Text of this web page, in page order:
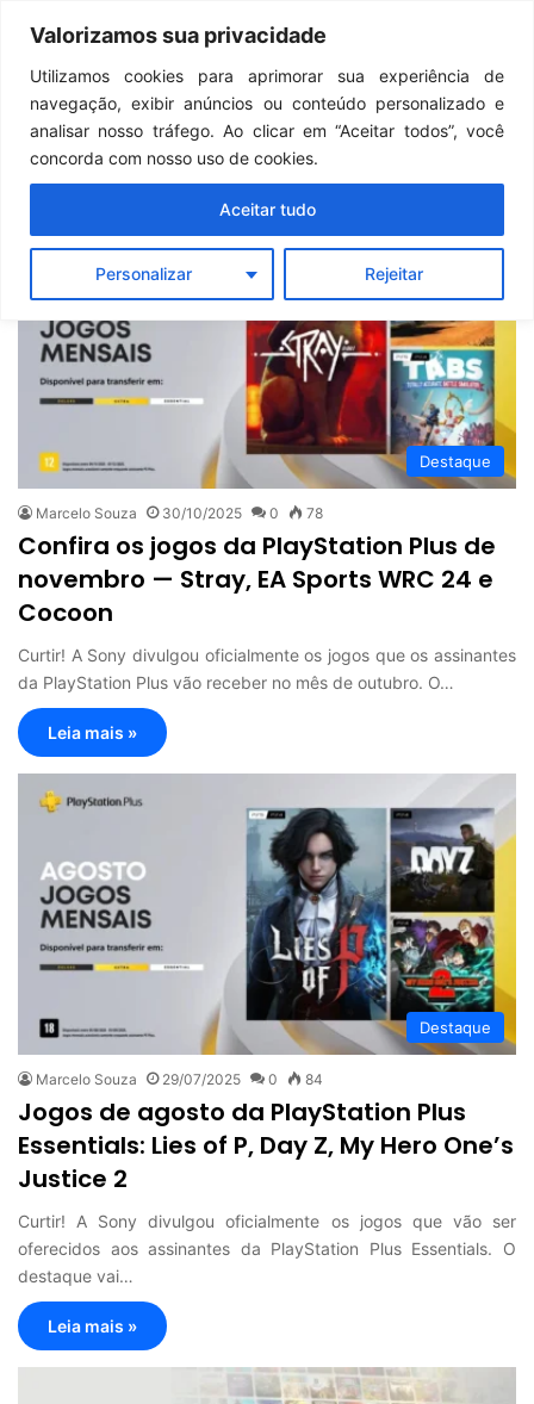
Valorizamos sua privacidade
Utilizamos cookies para aprimorar sua experiência de
navegação, exibir anúncios ou conteúdo personalizado e
analisar nosso tráfego. Ao clicar em “Aceitar todos”, você
concorda com nosso uso de cookies.
Personalizar Rejeitar
Aceitar tudo
Menu
PlayStation Plus
Destaque
Marcelo Souza 30/10/2025 0 78
Confira os jogos da PlayStation Plus de
novembro — Stray, EA Sports WRC 24 e
Cocoon
Curtir! A Sony divulgou oficialmente os jogos que os assinantes
da PlayStation Plus vão receber no mês de outubro. O…
Leia mais »
Destaque
Marcelo Souza 29/07/2025 0 84
Jogos de agosto da PlayStation Plus
Essentials: Lies of P, Day Z, My Hero One’s
Justice 2
Curtir! A Sony divulgou oficialmente os jogos que vão ser
oferecidos aos assinantes da PlayStation Plus Essentials. O
destaque vai…
Leia mais »